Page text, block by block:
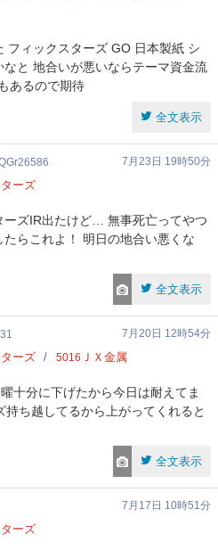
フィックスターズ GO 日本製紙 シ
と 地合いが悪いならテーマ資金流
あるので期待
全文表示
7月23日 19時50分
ーズ
ーズIR出たけど… 無事死亡ってやつ
らこれよ！ 明日の地合い悪くな
全文表示
7月20日 12時54分
ーズ 5016 ＪＸ金属
十分に下げたから今日は耐えてま
ち越してるから上がってくれると
全文表示
7月17日 10時51分
ーズ